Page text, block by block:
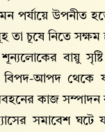
পর্যায়ে উপনীত
তা চূষে নিতে সক্ষম
বায়ু
বিপদ-আপদ থেকে
কাজ
সমাবেশ ঘটে